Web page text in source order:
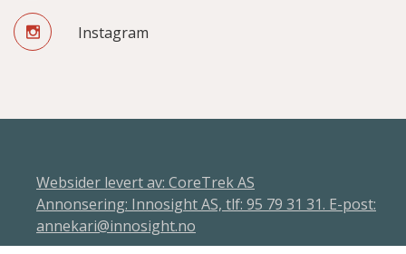
Instagram
Websider levert av: CoreTrek AS
Annonsering: Innosight AS, tlf: 95 79 31 31. E-post:
annekari@innosight.no